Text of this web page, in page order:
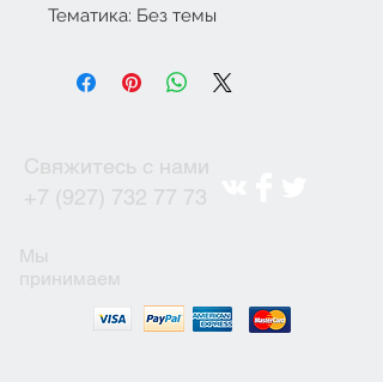
Тематика: Без темы
Свяжитесь с нами
+7 (927) 732 77 73
Мы
принимаем